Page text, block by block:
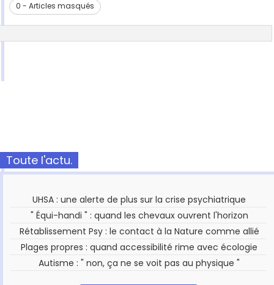
0 - Articles masqués
Toute l'actu.
UHSA : une alerte de plus sur la crise psychiatrique
" Équi-handi " : quand les chevaux ouvrent l'horizon
Rétablissement Psy : le contact à la Nature comme allié
Plages propres : quand accessibilité rime avec écologie
Autisme : " non, ça ne se voit pas au physique "